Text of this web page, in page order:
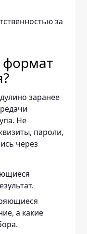
за
формат
заранее
Не
пароли,
через
а какие